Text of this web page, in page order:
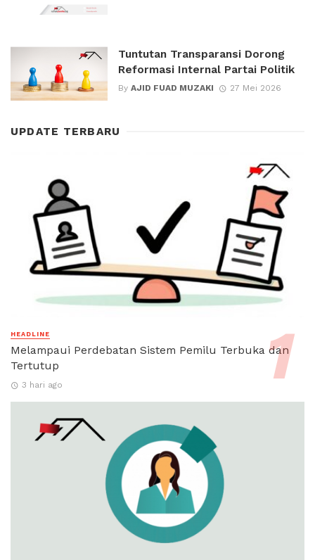
Tuntutan Transparansi Dorong
Reformasi Internal Partai Politik
By AJID FUAD MUZAKI 27 Mei 2026
UPDATE TERBARU
HEADLINE
Melampaui Perdebatan Sistem Pemilu Terbuka dan
Tertutup
3 hari ago